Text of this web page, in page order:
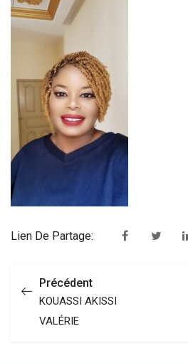
Lien De Partage:
Précédent
KOUASSI AKISSI
VALÉRIE